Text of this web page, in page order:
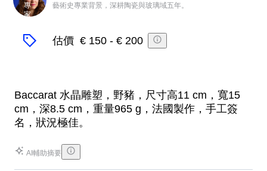
專
家
藝術史專業背景，深耕陶瓷與玻璃域五年。
估價 € 150 - € 200
Baccarat 水晶雕塑，野豬，尺寸高11 cm，寬15
cm，深8.5 cm，重量965 g，法國製作，手工簽
名，狀況極佳。
AI輔助摘要